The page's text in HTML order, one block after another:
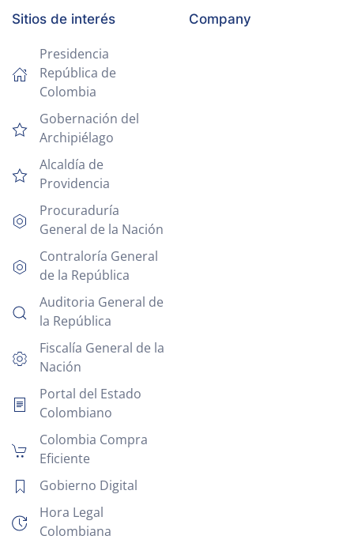
Sitios de interés
Presidencia
República de
Colombia
Gobernación del
Archipiélago
Alcaldía de
Providencia
Procuraduría
General de la Nación
Contraloría General
de la República
Auditoria General de
la República
Fiscalía General de la
Nación
Portal del Estado
Colombiano
Colombia Compra
Eficiente
Gobierno Digital
Hora Legal
Colombiana
Company